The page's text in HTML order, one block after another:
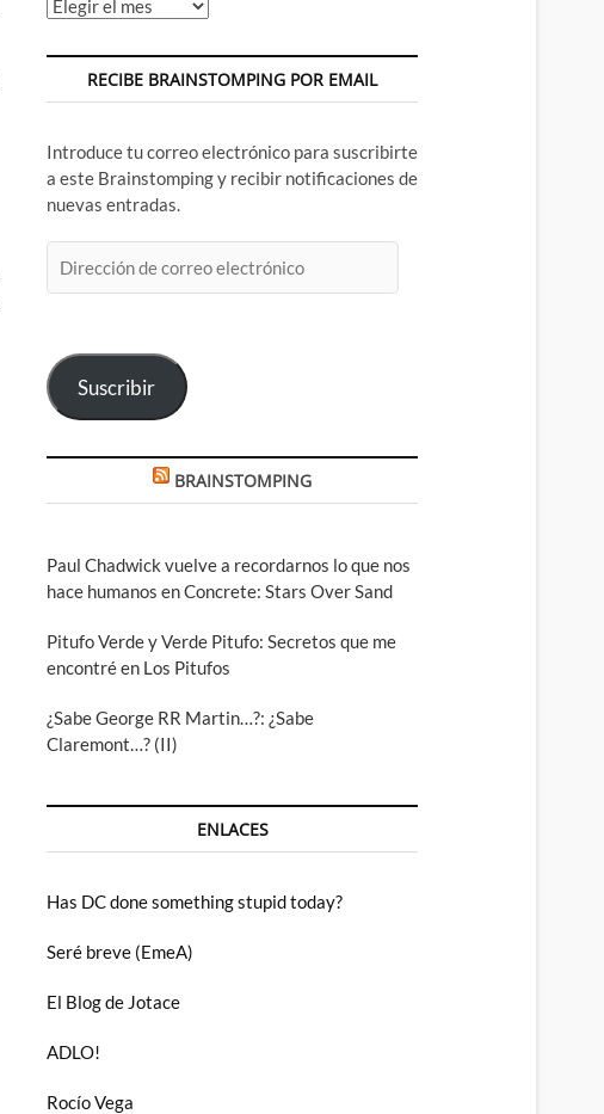
Archivos
RECIBE BRAINSTOMPING POR EMAIL
Introduce tu correo electrónico para suscribirte
a este Brainstomping y recibir notificaciones de
nuevas entradas.
de
Suscribir
BRAINSTOMPING
Paul Chadwick vuelve a recordarnos lo que nos
hace humanos en Concrete: Stars Over Sand
Pitufo Verde y Verde Pitufo: Secretos que me
encontré en Los Pitufos
¿Sabe George RR Martin…?: ¿Sabe
Claremont…? (II)
ENLACES
Has DC done something stupid today?
Seré breve (EmeA)
El Blog de Jotace
ADLO!
Rocío Vega